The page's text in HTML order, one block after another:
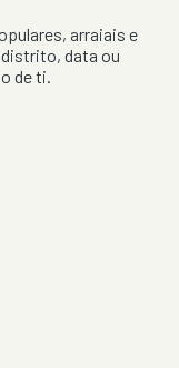
arraiais e
data ou
de ti.